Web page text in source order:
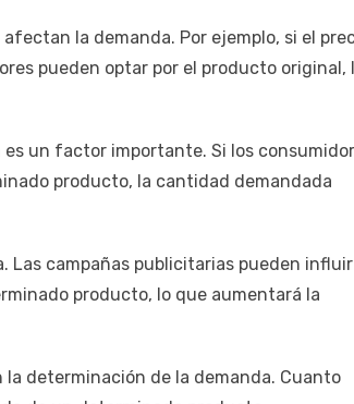
la demanda. Por ejemplo, si el
pueden optar por el producto original,
un factor importante. Si los
producto, la cantidad demandada
Las campañas publicitarias pueden
producto, lo que aumentará la
determinación de la demanda. Cuanto